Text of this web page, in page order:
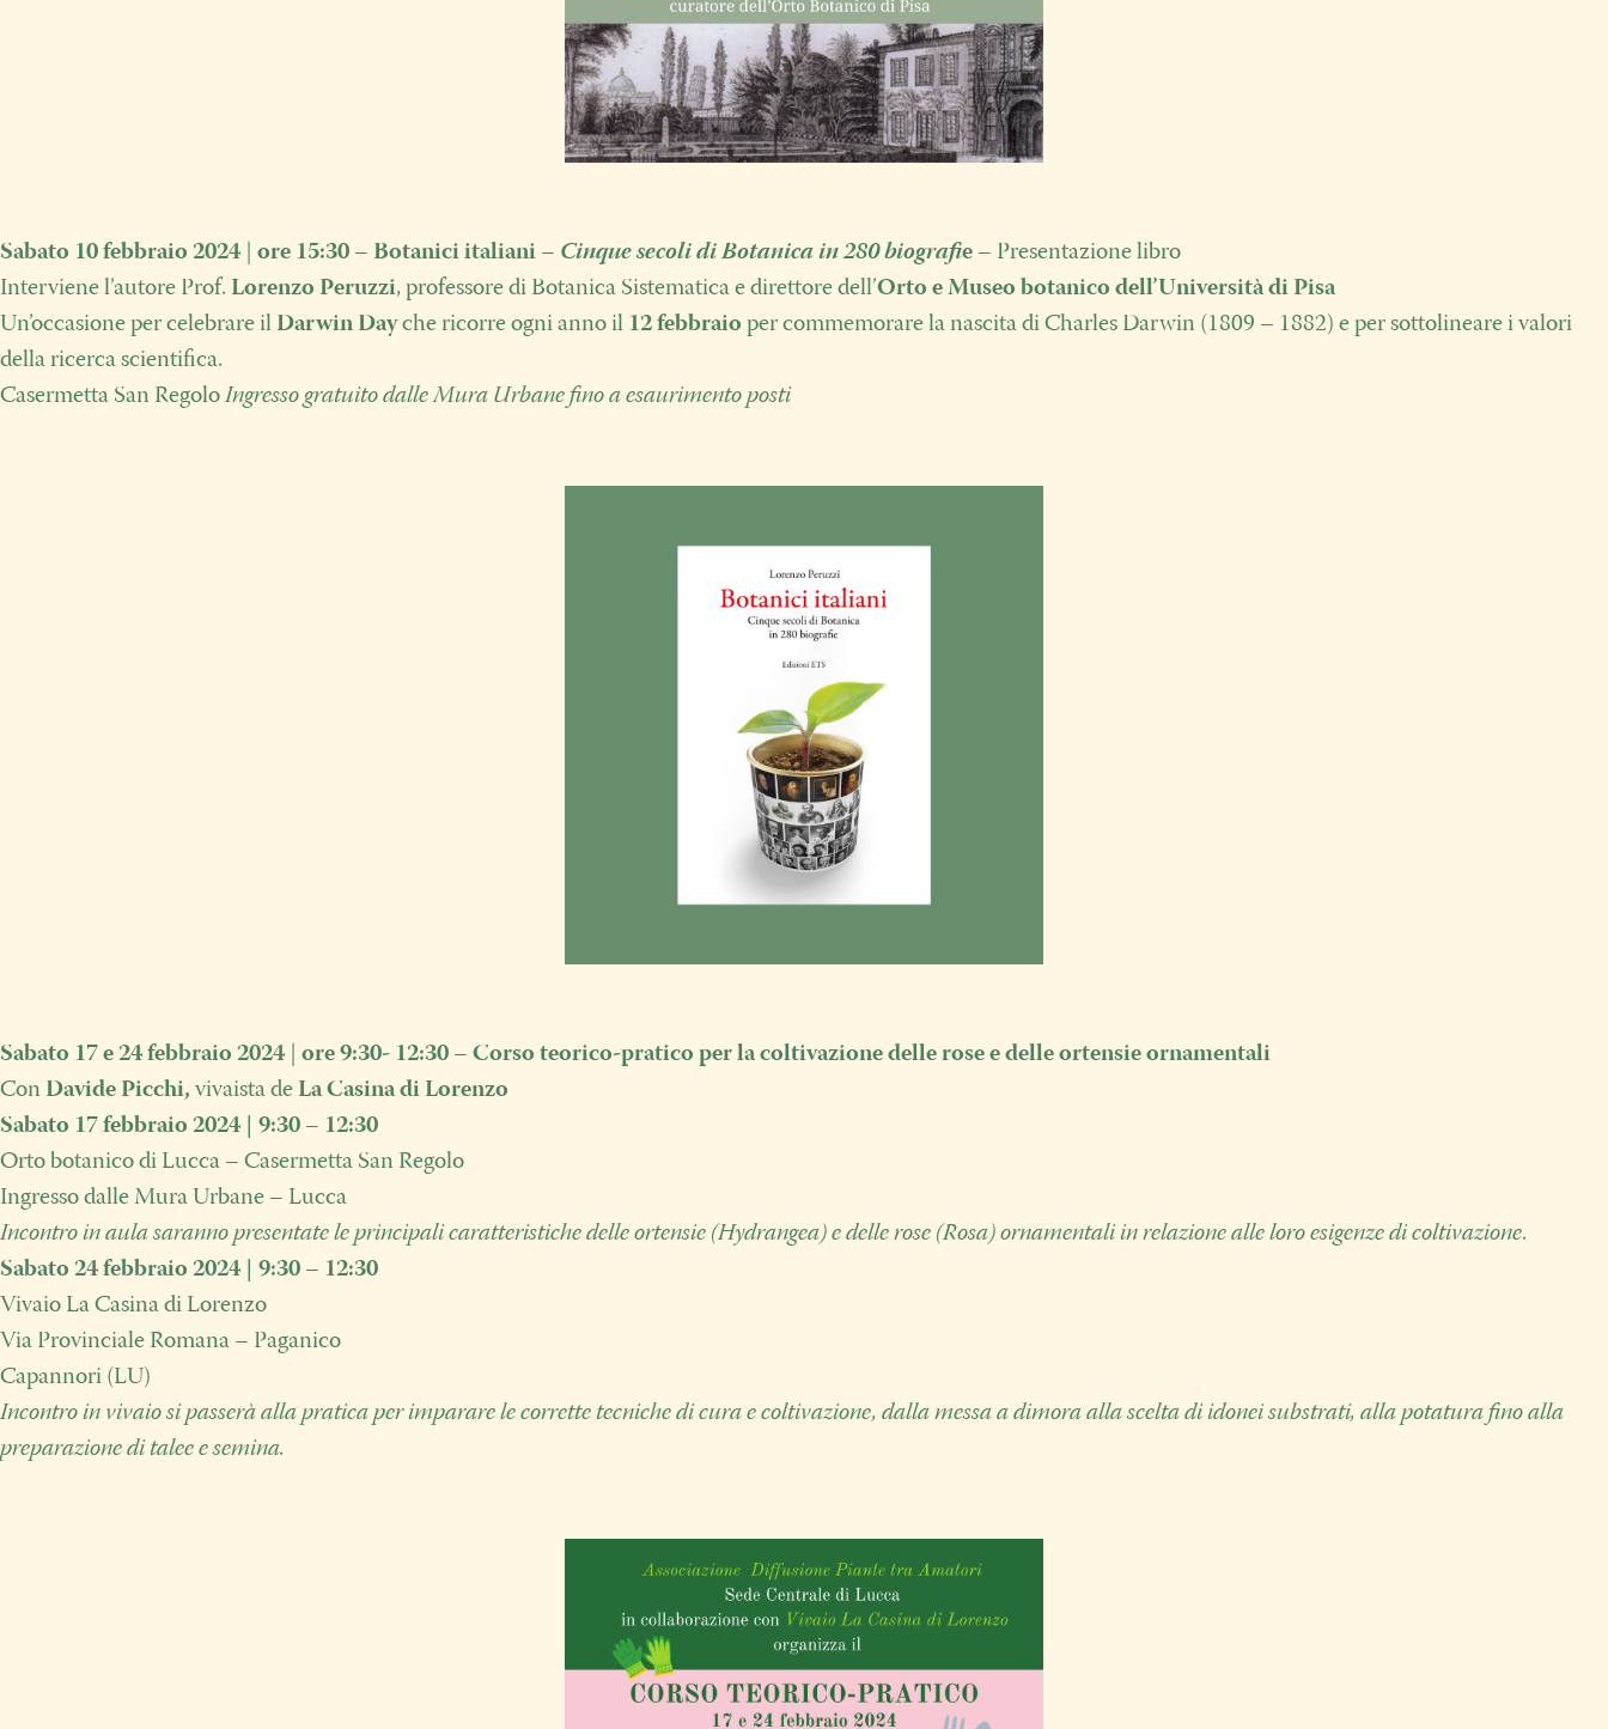
Sabato 10 febbraio 2024 ore 15:30 – Botanici italiani – Cinque secoli di Botanica in 280 biografie – Presentazione libro
Interviene l’autore Prof. Lorenzo Peruzzi, professore di Botanica Sistematica e direttore dell’Orto e Museo botanico dell’Università di Pisa
Un’occasione per celebrare il Darwin Dayche ricorre ogni anno il 12 febbraio per commemorare la nascita di Charles Darwin (1809 – 1882) e per sottolineare i valori
della ricerca scientifica.
Casermetta San RegoloIngresso gratuito dalle Mura Urbane fino a esaurimento posti
Sabato 17 e 24 febbraio 2024 ore 9:30- 12:30 – Corso teorico-pratico per la coltivazione delle rose e delle ortensie ornamentali
Con Davide Picchi, vivaista de La Casina di Lorenzo
Sabato 17 febbraio 2024 | 9:30 – 12:30
Orto botanico di Lucca – Casermetta San Regolo
Ingresso dalle Mura Urbane – Lucca
Incontro in aula saranno presentate le principali caratteristiche delle ortensie (Hydrangea) e delle rose (Rosa) ornamentali in relazione alle loro esigenze di coltivazione.
Sabato 24 febbraio 2024 | 9:30 – 12:30
Vivaio La Casina di Lorenzo
Via Provinciale Romana – Paganico
Capannori (LU)
Incontro in vivaio si passerà alla pratica per imparare le corrette tecniche di cura e coltivazione, dalla messa a dimora alla scelta di idonei substrati, alla potatura fino alla
preparazione di talee e semina.